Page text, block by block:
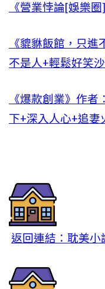
《營業悖論[娛樂
《貔貅飯館，只
不是人+輕鬆好笑沙
《爆款創業》作
下+深入人心+追妻
返回連結：耽美小